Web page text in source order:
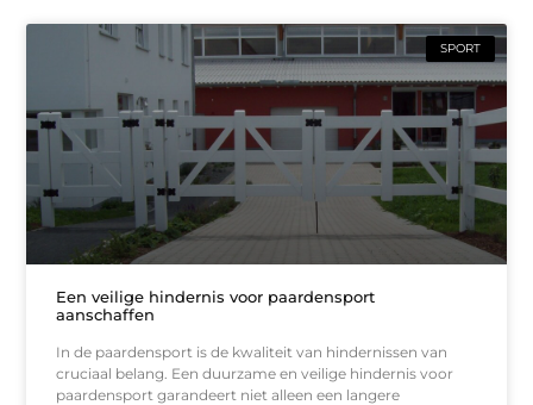
SPORT
Een veilige hindernis voor paardensport
aanschaffen
In de paardensport is de kwaliteit van hindernissen van
cruciaal belang. Een duurzame en veilige hindernis voor
paardensport garandeert niet alleen een langere